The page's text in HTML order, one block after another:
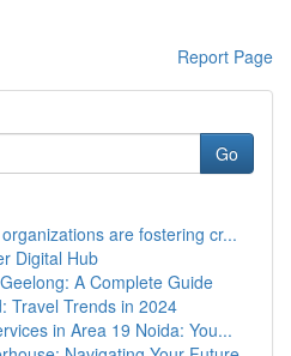
Report Page
Go
are fostering cr...
Digital Hub
A Complete Guide
Travel Trends in 2024
in Area 19 Noida: You...